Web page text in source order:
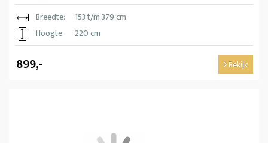
Breedte:
153 t/m 379 cm
Hoogte:
220 cm
899,- Bekijk